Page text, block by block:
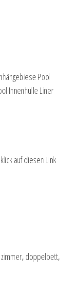
Pool
Innenhülle Liner
auf diesen Link
doppelbett,